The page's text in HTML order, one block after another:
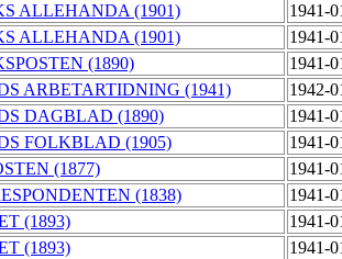
ALLEHANDA (1901)
1941-
ALLEHANDA (1901)
1941-
(1890)
1941-
ARBETARTIDNING (1941)
1942-
DAGBLAD (1890)
1941-
FOLKBLAD (1905)
1941-
(1877)
1941-
(1838)
1941-
(1893)
1941-
(1893)
1941-